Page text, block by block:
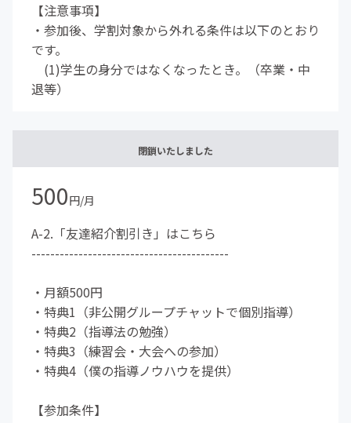
【注意事項】
・参加後、学割対象から外れる条件は以下のとおり
です。
(1)学生の身分ではなくなったとき。（卒業・中
退等）
閉鎖いたしました
500円/月
A-2.「友達紹介割引き」はこちら
------------------------------------------
・月額500円
・特典1（非公開グループチャットで個別指導）
・特典2（指導法の勉強）
・特典3（練習会・大会への参加）
・特典4（僕の指導ノウハウを提供）
【参加条件】